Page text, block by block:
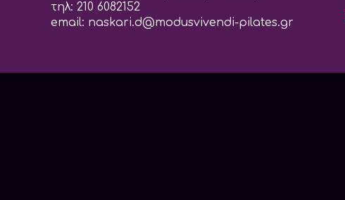
τηλ: 210 6082152
email: naskari.d@modusvivendi-pilates.gr